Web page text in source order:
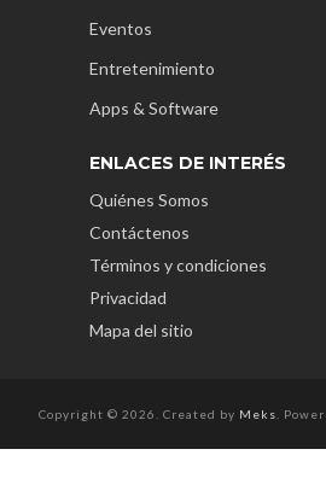
Eventos
Entretenimiento
Apps & Software
ENLACES DE INTERÉS
Quiénes Somos
Contáctenos
Términos y condiciones
Privacidad
Mapa del sitio
Copyright © 2026. Created by Meks .